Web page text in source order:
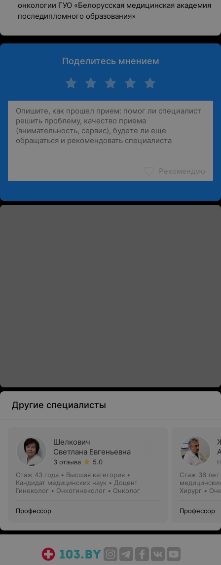
онкологии ГУО «Белорусская медицинская академия
последипломного образования»
Поделитесь мнением
Рекомендую
Другие специалисты
Шелкович
Светлана Евгеньевна
3 отзыва
5.0
Стаж 43 года • Высшая категория •
Кандидат медицинских наук • Доцент
Гинеколог • Онкогинеколог • Онколог
Профессор
Стаж 36 лет
Хирург •
Профессор